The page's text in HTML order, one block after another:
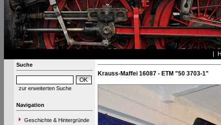
Suche
zur erweiterten Suche
Navigation
Geschichte & Hintergründe
Krauss-Maffei 16087 - ETM "50 3703-1"